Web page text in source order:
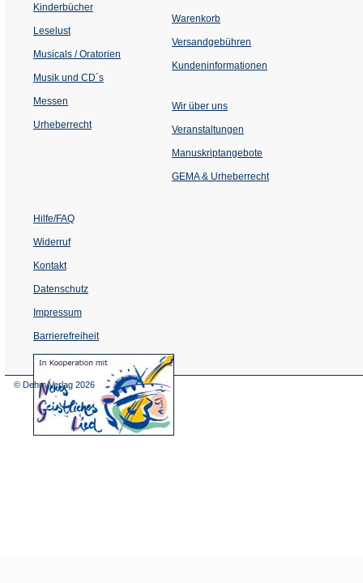
Kinderbücher
Leselust
Musicals / Oratorien
Musik und CD´s
Messen
Urheberrecht
Warenkorb
Versandgebühren
Kundeninformationen
Wir über uns
Veranstaltungen
einem
Tab)
Manuskriptangebote
GEMA & Urheberrecht
Hilfe/FAQ
Widerruf
Kontakt
Datenschutz
Impressum
Barrierefreiheit
(Öffnet
in
© Dehm Verlag 2026